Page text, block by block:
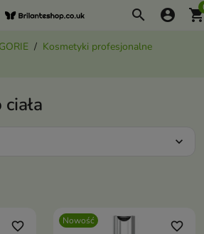
search account_circle
Kosmetyki profesjonalne
expand_more
favorite_border Nowość favorite_border